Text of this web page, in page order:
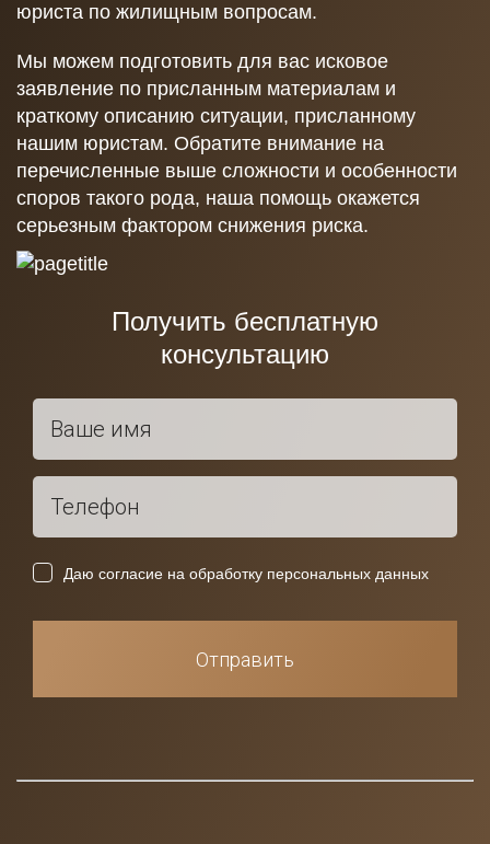
юриста по жилищным вопросам.
Мы можем подготовить для вас исковое
заявление по присланным материалам и
краткому описанию ситуации, присланному
нашим юристам. Обратите внимание на
перечисленные выше сложности и особенности
споров такого рода, наша помощь окажется
серьезным фактором снижения риска.
Получить бесплатную
консультацию
Даю согласие на обработку персональных данных
Отправить